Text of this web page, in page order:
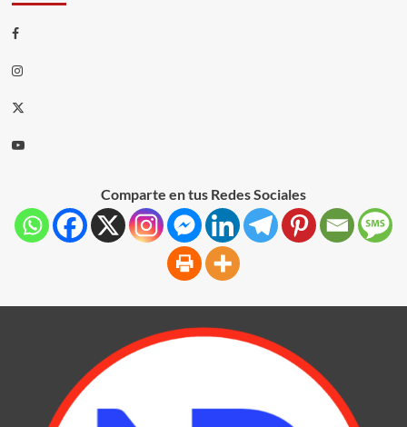
Comparte en tus Redes Sociales